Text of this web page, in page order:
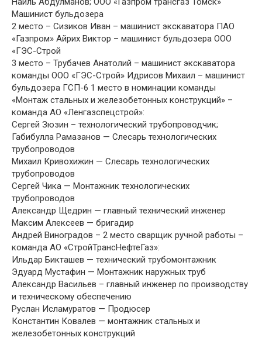
Машинист бульдозера
2 место – Сизиков Иван – машинист экскаватора ПАО
«Газпром» Айрих Виктор – машинист бульдозера ООО
«ГЭС-Строй
3 место – Трубачев Анатолий – машинист экскаватора
команды ООО «ГЭС-Строй» Идрисов Михаил – машинист
бульдозера ГСП-6 1 место в номинации команды
«Монтаж стальных и железобетонных конструкций» –
команда АО «Ленгазспецстрой»:
Сергей Зюзин – технологический трубопроводчик;
Габибулла Рамазанов — Слесарь технологических
трубопроводов
Михаил Кривохижин — Слесарь технологических
трубопроводов
Сергей Чика — Монтажник технологических
трубопроводов
Александр Щедрин — главный технический инженер
Максим Алексеев — бригадир
Андрей Виноградов – 2 место сварщик ручной работы –
команда АО «СтройТрансНефтеГаз»:
Ильдар Бикташев — технический трубомонтажник
Эдуард Мустафин — Монтажник наружных труб
Александр Васильев – главный инженер по производству
и техническому обеспечению
Руслан Исламуратов — Продюсер
Константин Ковалев — монтажник стальных и
железобетонных конструкций